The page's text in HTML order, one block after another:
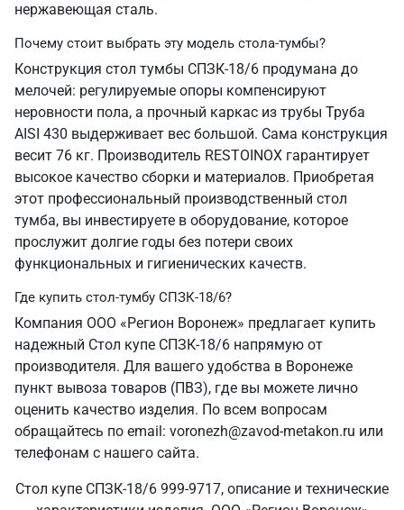
нержавеющая сталь.
Почему стоит выбрать эту модель стола-тумбы?
Конструкция стол тумбы СПЗК-18/6 продумана до
мелочей: регулируемые опоры компенсируют
неровности пола, а прочный каркас из трубы Труба
AISI 430 выдерживает вес большой. Сама конструкция
весит 76 кг. Производитель RESTOINOX гарантирует
высокое качество сборки и материалов. Приобретая
этот профессиональный производственный стол
тумба, вы инвестируете в оборудование, которое
прослужит долгие годы без потери своих
функциональных и гигиенических качеств.
Где купить стол-тумбу СПЗК-18/6?
Компания ООО «Регион Воронеж» предлагает купить
надежный Стол купе СПЗК-18/6 напрямую от
производителя. Для вашего удобства в Воронеже
пункт вывоза товаров (ПВЗ), где вы можете лично
оценить качество изделия. По всем вопросам
обращайтесь по email: voronezh@zavod-metakon.ru или
телефонам с нашего сайта.
Стол купе СПЗК-18/6 999-9717, описание и технические